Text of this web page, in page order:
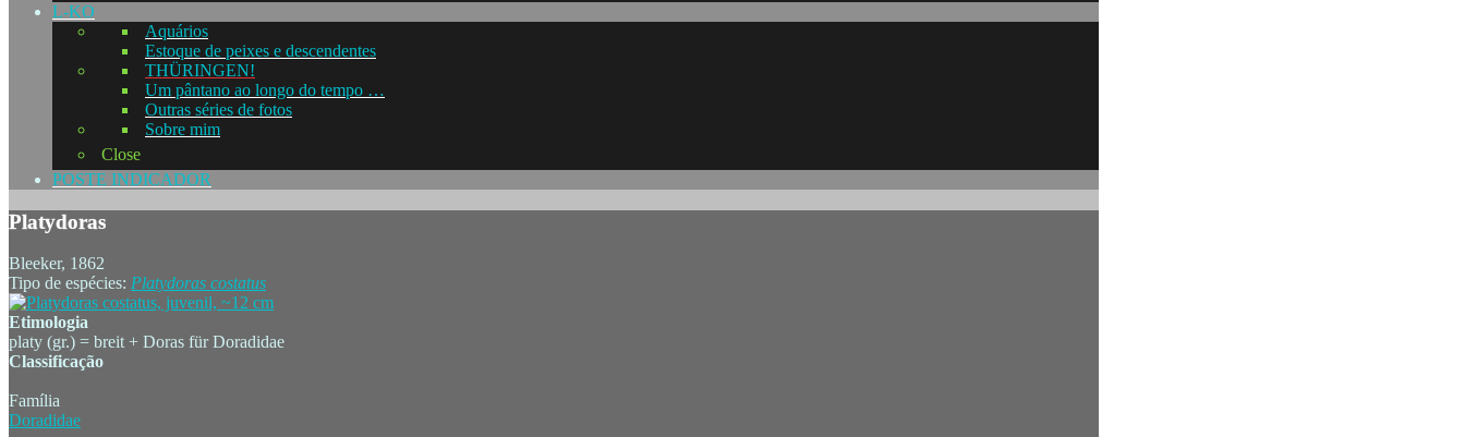
L-KO
Aquários
Estoque de peixes e descendentes
THÜRINGEN!
Um pântano ao longo do tempo …
Outras séries de fotos
Sobre mim
Close
POSTE INDICADOR
Platydoras
Bleeker, 1862
Tipo de espécies: Platydoras costatus
Etimologia
platy (gr.) = breit + Doras für Doradidae
Classificação
Família
Doradidae